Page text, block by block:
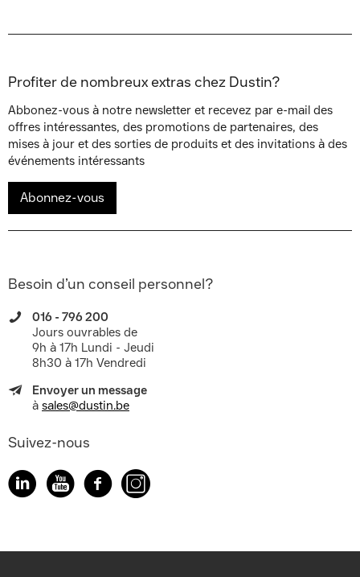
Profiter de nombreux extras chez Dustin?
Abbonez-vous à notre newsletter et recevez par e-mail des
offres intéressantes, des promotions de partenaires, des
mises à jour et des sorties de produits et des invitations à des
événements intéressants
Abonnez-vous
Besoin d’un conseil personnel?
016 - 796 200
Jours ouvrables de
9h à 17h Lundi - Jeudi
8h30 à 17h Vendredi
Envoyer un message
à sales@dustin.be
Suivez-nous